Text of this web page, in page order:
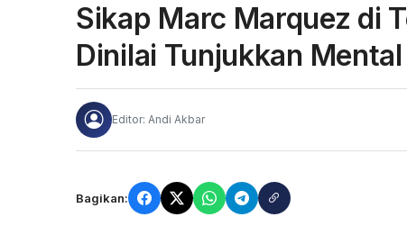
Sikap Marc Marquez di
Dinilai Tunjukkan
Editor: Andi Akbar
Bagikan: